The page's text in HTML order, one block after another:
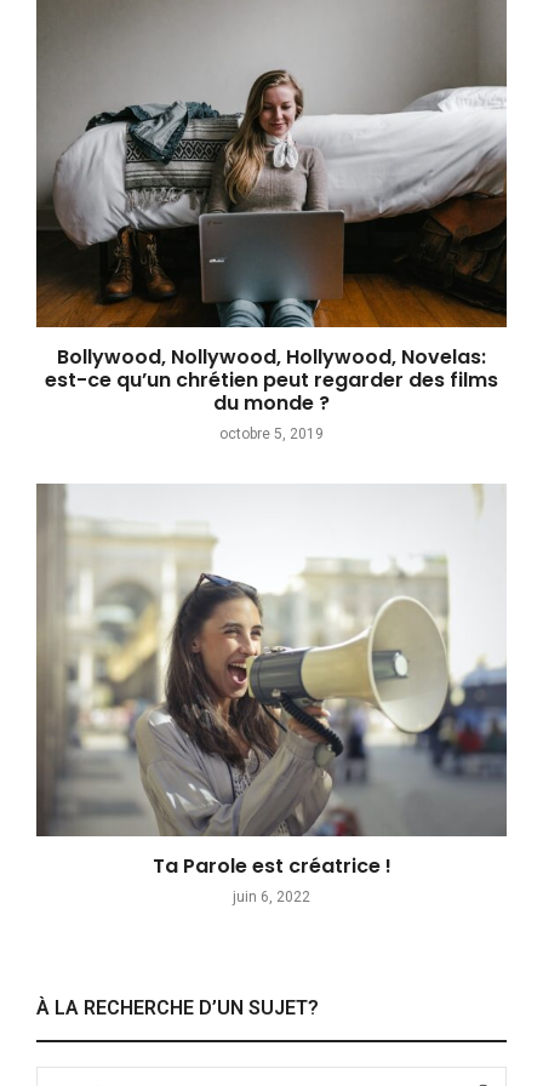
Bollywood, Nollywood, Hollywood, Novelas:
est-ce qu’un chrétien peut regarder des films
du monde ?
octobre 5, 2019
Ta Parole est créatrice !
juin 6, 2022
À LA RECHERCHE D’UN SUJET?